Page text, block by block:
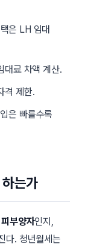
은 LH 임대
료 차액 계산.
격 제한.
은 빠를수록
는가
피부양자인지,
다. 청년월세는